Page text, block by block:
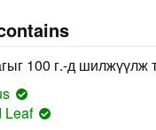
100 г.-д шилжүүлж
Leaf